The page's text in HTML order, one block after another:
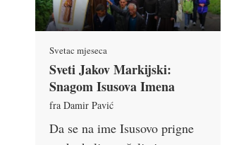
Svetac mjeseca
Sveti Jakov Markijski:
Snagom Isusova Imena
fra Damir Pavić
Da se na ime Isusovo prigne